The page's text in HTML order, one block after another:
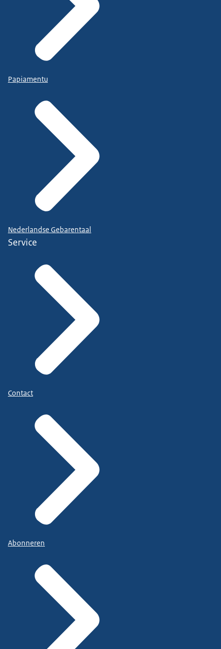
Papiamentu
Nederlandse Gebarentaal
Service
Contact
Abonneren